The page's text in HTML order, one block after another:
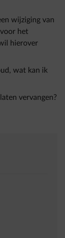
wijziging van
het
hierover
wat kan ik
vervangen?